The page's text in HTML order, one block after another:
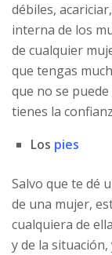
débiles,
interna de los
de cualquier
que tengas
que no se
tienes la
Los pies
Salvo que te dé
de una mujer,
cualquiera de
y de la